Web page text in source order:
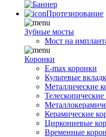
Протезирование
Зубные мосты
Мост на
Коронки
E-max коронки
Культевые
Металлические
Керамические
Циркониевые
Временные